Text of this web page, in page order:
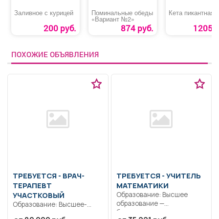
Заливное с курицей
200 руб.
Поминальные обеды
«Вариант №2»
874 руб.
Кета пикантная
1205
ПОХОЖИЕ ОБЪЯВЛЕНИЯ
ТРЕБУЕТСЯ - ВРАЧ-
ТЕРАПЕВТ
УЧАСТКОВЫЙ
Образование: Высшее-
ТРЕБУЕТСЯ - УЧИТЕЛЬ
МАТЕМАТИКИ
Образование: Высшее
образование —
бакалавриат..